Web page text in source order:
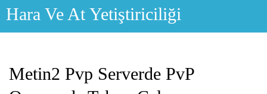
Skip
Hara Ve At Yetiştiriciliği
Metin2 Pvp Serverde PvP